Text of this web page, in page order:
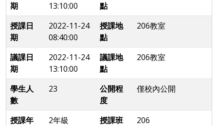
期
13:10:00
點
授課日
期
2022-11-24
08:40:00
授課地
點
206教室
議課日
期
2022-11-24
13:10:00
議課地
點
206教室
學生人
數
23
公開程
度
僅校內公開
授課年
2年級
授課班
206